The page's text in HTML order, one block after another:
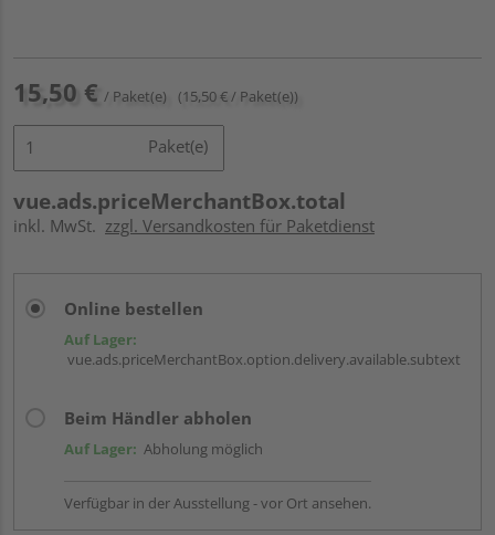
15,50 € / Paket(e) (15,50 € / Paket(e))
Paket(e)
vue.ads.priceMerchantBox.total
inkl. MwSt. zzgl. Versandkosten für Paketdienst
Online bestellen
Auf Lager:
vue.ads.priceMerchantBox.option.delivery.available.subtext
Beim Händler abholen
Auf Lager: Abholung möglich
Verfügbar in der Ausstellung - vor Ort ansehen.